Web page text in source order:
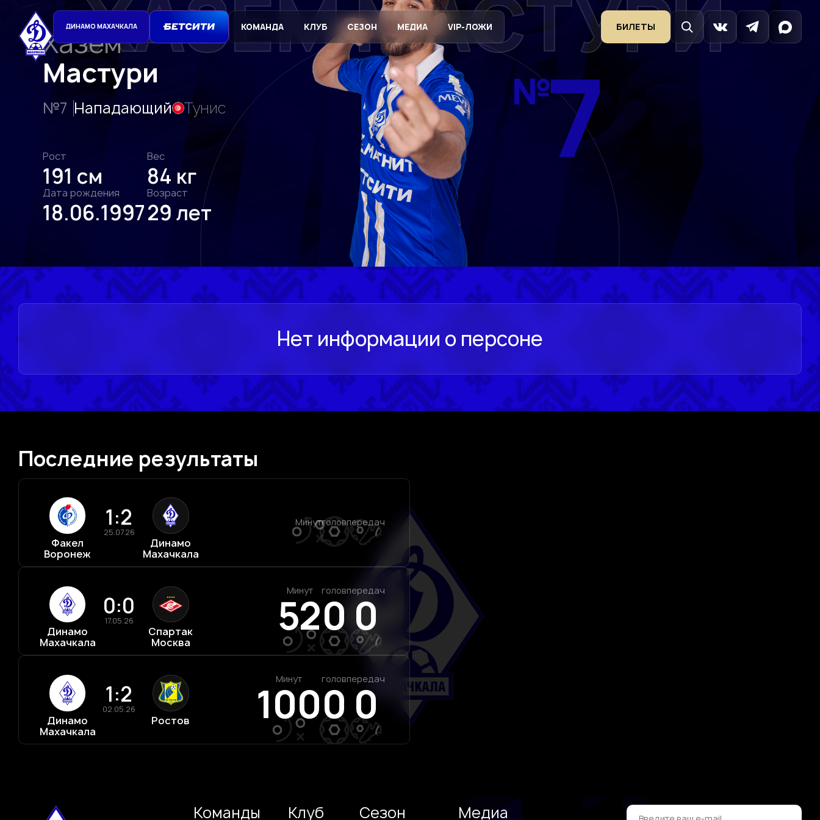
ДИНАМО МАХАЧКАЛА КОМАНДА КЛУБ СЕЗОН МЕДИА VIP-ЛОЖИ БИЛЕТЫ
Хазем
Мастури
№7 Нападающий Тунис 7
ХАЗЕМ МАСТУРИ
Рост
191 см
Вес
84 кг
Дата рождения
18.06.1997
Возраст
29 лет
Последние результаты
Факел
Воронеж
1:2
25.07.26
Динамо
Махачкала
Минутголовпередач
Динамо
Махачкала
0:0
17.05.26
Спартак
Москва
Минут
52
голов
0
передач
0
Динамо
Махачкала
1:2
02.05.26
Ростов
Минут
100
голов
0
передач
0
Команды Клуб Сезон Медиа